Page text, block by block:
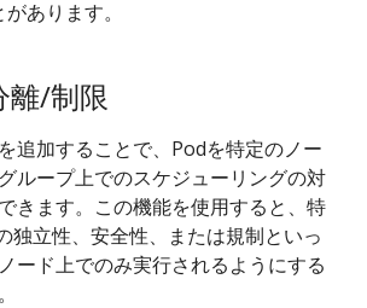
あります。
離/制限
追加することで、Podを特定のノー
ループ上でのスケジューリングの対
きます。この機能を使用すると、特
独立性、安全性、または規制といっ
ード上でのみ実行されるようにする